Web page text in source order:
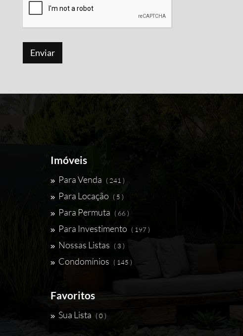
Imóveis
Para Venda ( 241 )
Para Locação ( 5 )
Para Permuta ( 66 )
Para Investimento ( 197 )
Nossas Listas ( 3 )
Condomínios ( 145 )
Favoritos
Sua Lista ( 0 )